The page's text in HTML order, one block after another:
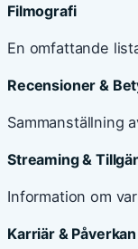
Filmografi
En omfattande
Recensioner &
Sammanställning
Streaming &
Information om
Karriär & Påverkan